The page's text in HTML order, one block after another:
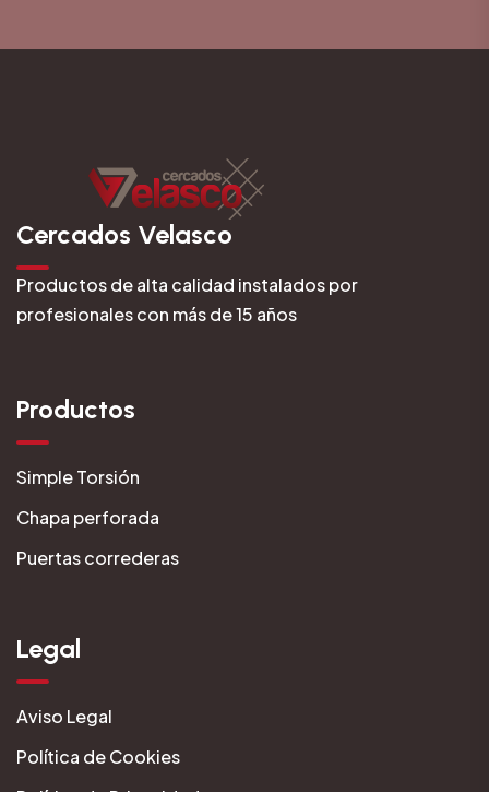
Cercados Velasco
Productos de alta calidad instalados por
profesionales con más de 15 años
Productos
Simple Torsión
Chapa perforada
Puertas correderas
Legal
Aviso Legal
Política de Cookies